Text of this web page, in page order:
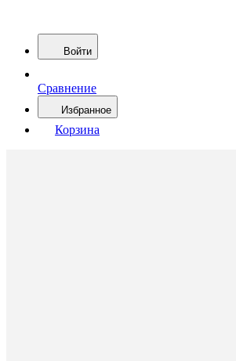
Войти
Сравнение
Избранное
Корзина